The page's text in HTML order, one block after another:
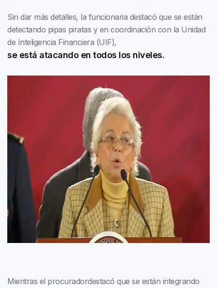
Sin dar más detalles, la funcionaria destacó que se están
detectando pipas piratas y en coordinación con la Unidad
de Inteligencia Financiera (UIF),
se está atacando en todos los niveles.
Mientras el procuradordestacó que se están integrando